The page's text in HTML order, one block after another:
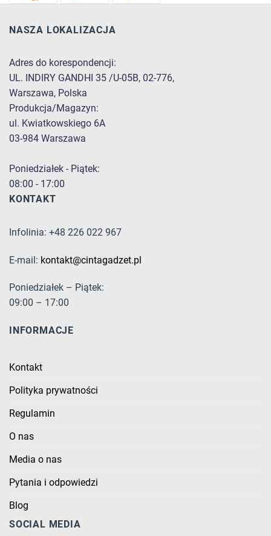
NASZA LOKALIZACJA
Adres do korespondencji:
UL. INDIRY GANDHI 35 /U-05B, 02-776,
Warszawa, Polska
Produkcja/Magazyn:
ul. Kwiatkowskiego 6A
03-984 Warszawa
Poniedziałek - Piątek:
08:00 - 17:00
KONTAKT
Infolinia: +48 226 022 967
E-mail: kontakt@cintagadzet.pl
Poniedziałek – Piątek:
09:00 – 17:00
INFORMACJE
Kontakt
Polityka prywatności
Regulamin
O nas
Media o nas
Pytania i odpowiedzi
Blog
SOCIAL MEDIA